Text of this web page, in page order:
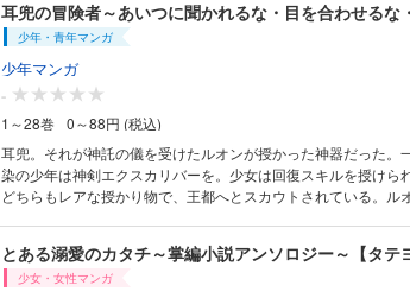
てしまい……？ 娘を失い心と身体に深い傷を負った元勇者と、家族も仲間
も知らずに育った子供エルフの、ヒーリング冒険ファンタジー！
耳兜の冒険者～あいつに聞かれるな・目を合わせるな
少年・青年マンガ
少年マンガ
-
1～28巻
0～88円 (税込)
耳兜。それが神託の儀を受けたルオンが授かった神器だった。
染の少年は神剣エクスカリバーを。少女は回復スキルを授けら
どちらもレアな授かり物で、王都へとスカウトされている。ル
ね。私は笑ったりしないわ（あーあ、キープしておいたけど無
な）」。 話かけてきた幼馴染たちの心の声が聞こえる！？あ、
とある溺愛のカタチ～掌編小説アンソロジー～【タテ
少女・女性マンガ